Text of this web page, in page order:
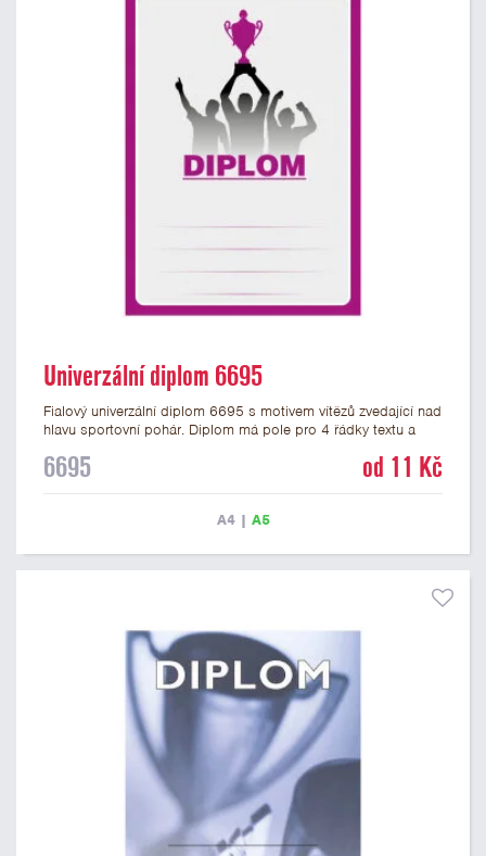
Univerzální diplom 6695
Fialový univerzální diplom 6695 s motivem vítězů zvedající nad
hlavu sportovní pohár. Diplom má pole pro 4 řádky textu a
formátu A4 a A5. Tento univerzální diplom je vhodný pro
motivem vítězů s pohárem má gramáž 250 g/m2.
6695 od 11 Kč
A4| A5